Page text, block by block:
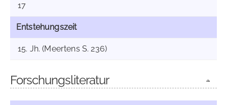
17
Entstehungszeit
15. Jh. (Meertens S. 236)
Forschungsliteratur